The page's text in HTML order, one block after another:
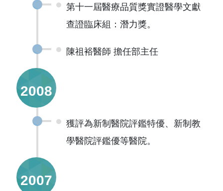
第十一屆醫療品質獎實證醫學文獻
查證臨床組：潛力獎。
陳祖裕醫師 擔任部主任
2008
獲評為新制醫院評鑑特優、新制教
學醫院評鑑優等醫院。
2007